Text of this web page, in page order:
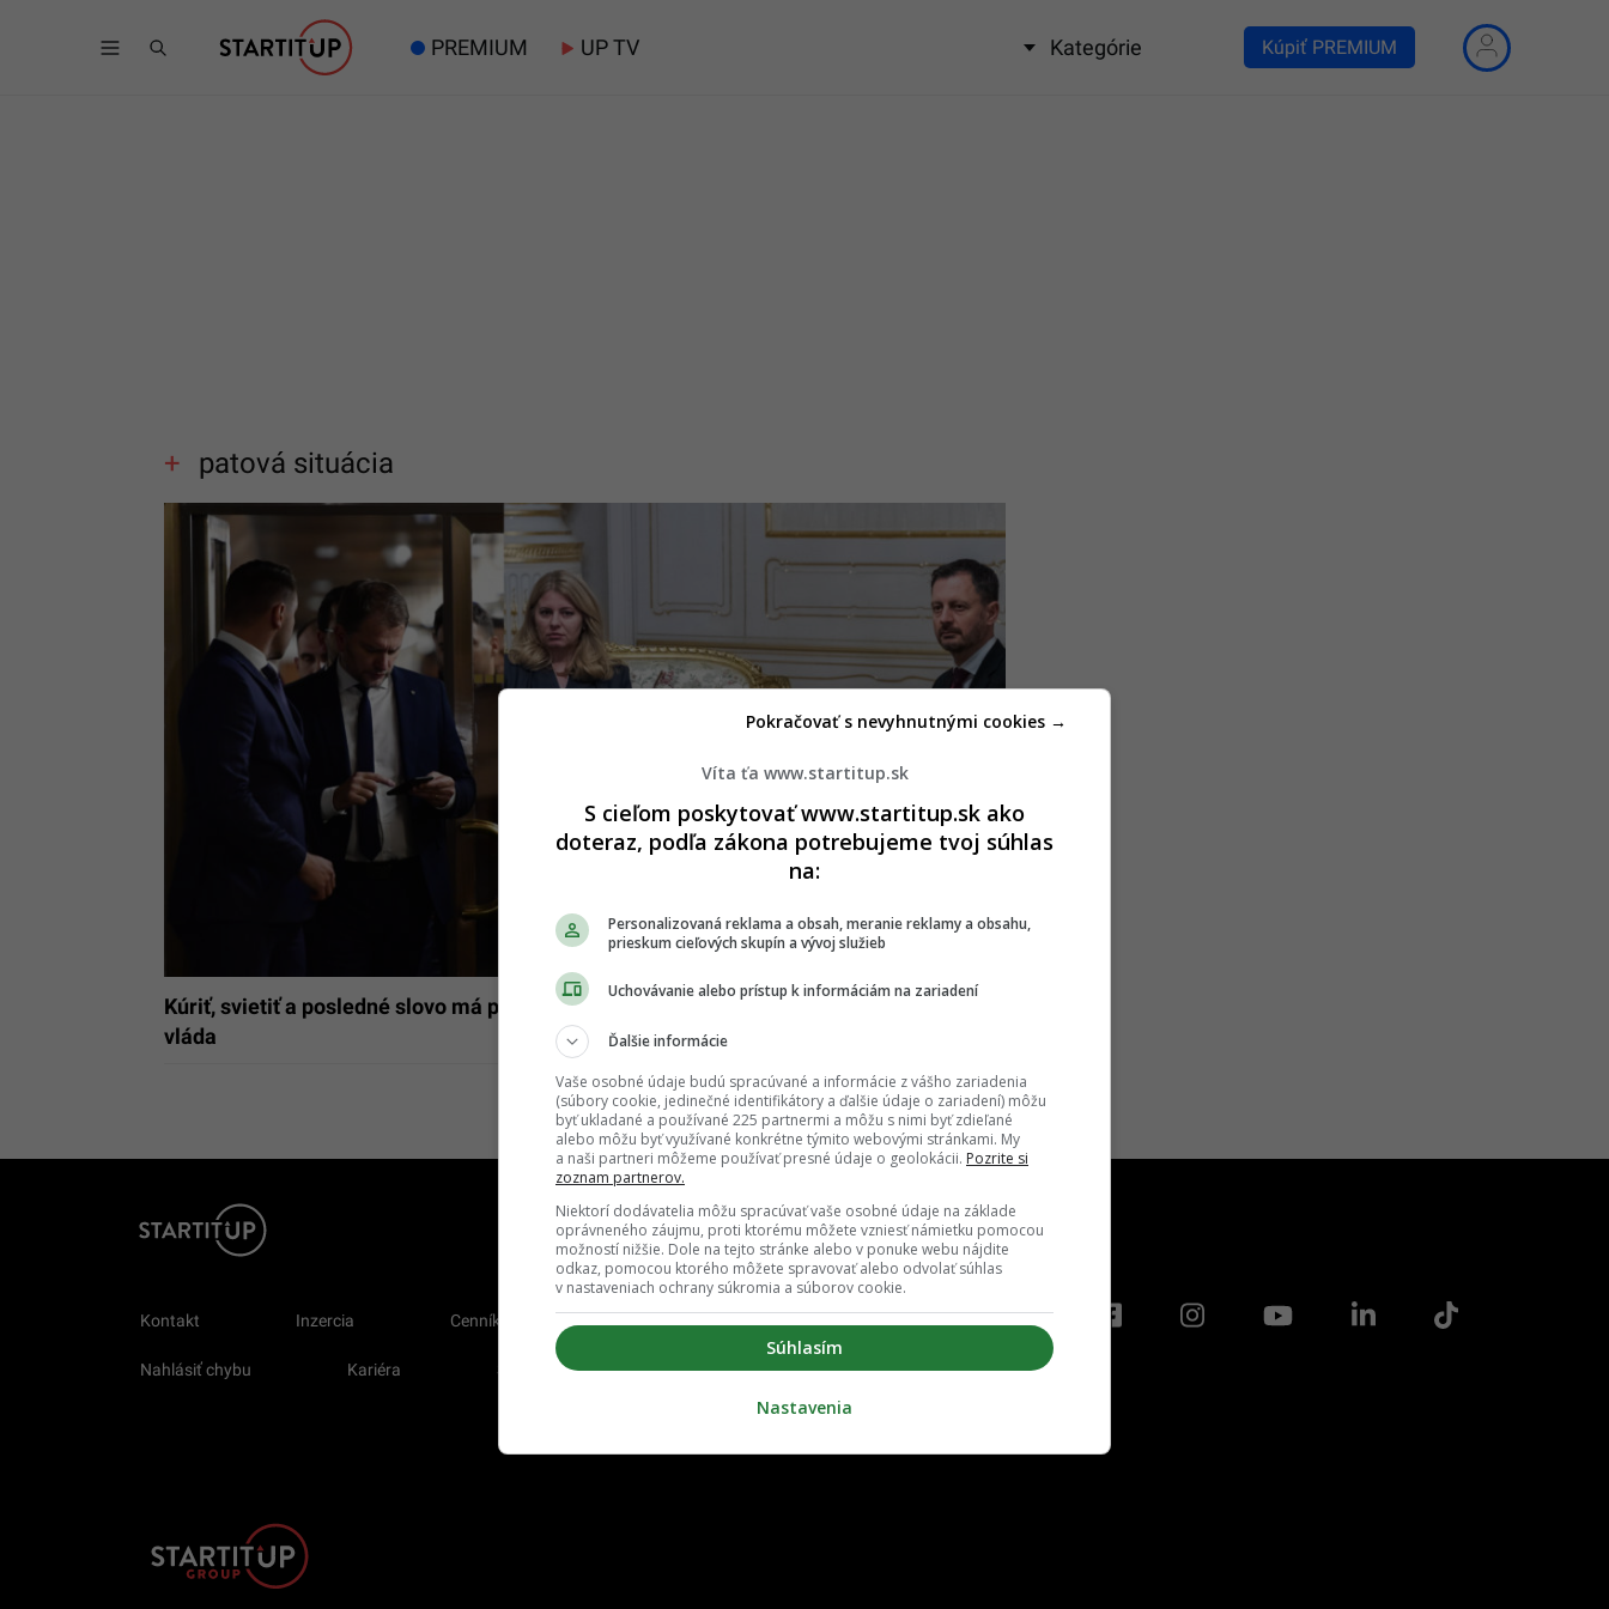
PREMIUM UP TV Kategórie Kúpiť PREMIUM
patová situácia
Kúriť, svietiť a posledné slovo má prezidentka. Čo smie a nesmie Hegerova dočasná
vláda
Kontakt Inzercia Cenník
Nahlásiť chybu Kariéra Spravovať notifikácie Zrušiť predplatné
Víta ťa www.startitup.sk
S cieľom poskytovať www.startitup.sk ako
doteraz, podľa zákona potrebujeme tvoj súhlas
na:
Personalizovaná reklama a obsah, meranie reklamy a obsahu,
prieskum cieľových skupín a vývoj služieb
Uchovávanie alebo prístup k informáciám na zariadení
Ďalšie informácie
Vaše osobné údaje budú spracúvané a informácie z vášho zariadenia
(súbory cookie, jedinečné identifikátory a ďalšie údaje o zariadení) môžu
byť ukladané a používané 225 partnermi a môžu s nimi byť zdieľané
alebo môžu byť využívané konkrétne týmito webovými stránkami. My
a naši partneri môžeme používať presné údaje o geolokácii. Pozrite si
zoznam partnerov.
Niektorí dodávatelia môžu spracúvať vaše osobné údaje na základe
oprávneného záujmu, proti ktorému môžete vzniesť námietku pomocou
možností nižšie. Dole na tejto stránke alebo v ponuke webu nájdite
odkaz, pomocou ktorého môžete spravovať alebo odvolať súhlas
v nastaveniach ochrany súkromia a súborov cookie.
Súhlasím
Pokračovať s nevyhnutnými cookies →
Nastavenia